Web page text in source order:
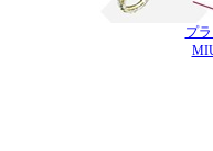
プ